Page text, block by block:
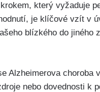
který vyžaduje
je klíčové vzít v
blízkého do
Alzheimerova
nebo dovednosti k